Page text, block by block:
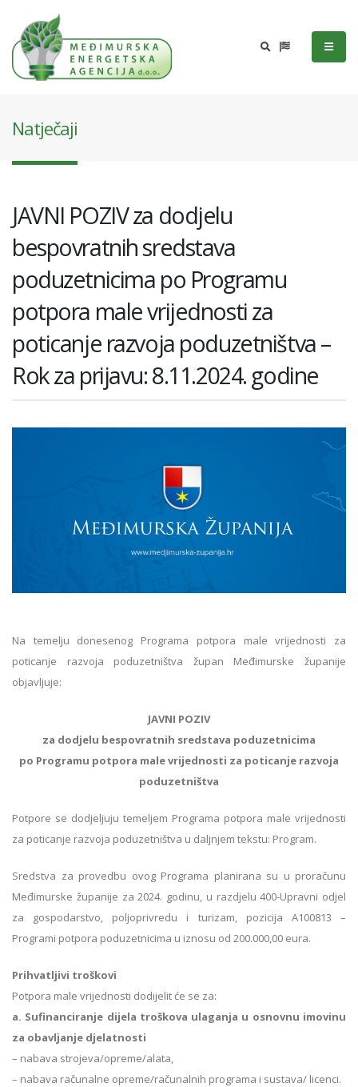
Natječaji
JAVNI POZIV za dodjelu
bespovratnih sredstava
poduzetnicima po Programu
potpora male vrijednosti za
poticanje razvoja poduzetništva –
Rok za prijavu: 8.11.2024. godine
Na temelju donesenog Programa potpora male vrijednosti za
poticanje razvoja poduzetništva župan Međimurske županije
objavljuje:
JAVNI POZIV
za dodjelu bespovratnih sredstava poduzetnicima
po Programu potpora male vrijednosti za poticanje razvoja
poduzetništva
Potpore se dodjeljuju temeljem Programa potpora male vrijednosti
za poticanje razvoja poduzetništva u daljnjem tekstu: Program.
Sredstva za provedbu ovog Programa planirana su u proračunu
Međimurske županije za 2024. godinu, u razdjelu 400-Upravni odjel
za gospodarstvo, poljoprivredu i turizam, pozicija A100813 –
Programi potpora poduzetnicima u iznosu od 200.000,00 eura.
Prihvatljivi troškovi
Potpora male vrijednosti dodijelit će se za:
a. Sufinanciranje dijela troškova ulaganja u osnovnu imovinu
za obavljanje djelatnosti
– nabava strojeva/opreme/alata,
– nabava računalne opreme/računalnih programa i sustava/ licenci.